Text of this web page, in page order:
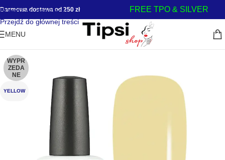
Przejdź do nawigacji
Przejdź do głównej treści
Darmowa dostawa od 250 zł FREE TPO & SILVER
MENU
WYPR
ZEDA
NE
YELLOW